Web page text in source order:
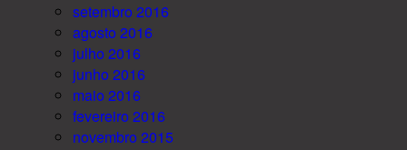
setembro 2016
agosto 2016
julho 2016
junho 2016
maio 2016
fevereiro 2016
novembro 2015